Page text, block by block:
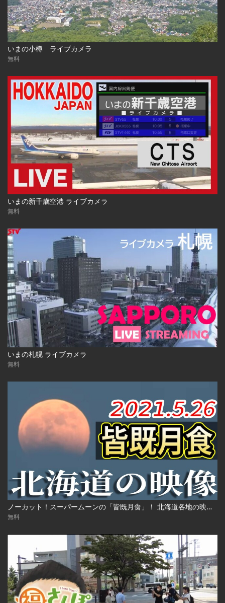
いまの小樽 ライブカメラ
無料
いまの新千歳空港 ライブカメラ
無料
いまの札幌 ライブカメラ
無料
ノーカット！スーパームーンの「皆既月食」！ 北海道各地の映像 2021年5月26日(水)
無料